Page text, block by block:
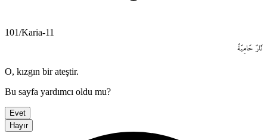
101/Karia-11
نَارٌ حَامِيَةٌ
O, kızgın bir ateştir.
Bu sayfa yardımcı oldu mu?
Evet
Hayır